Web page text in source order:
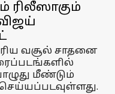
ரிலீஸாகும்
வசூல் சாதனை
மீண்டும்